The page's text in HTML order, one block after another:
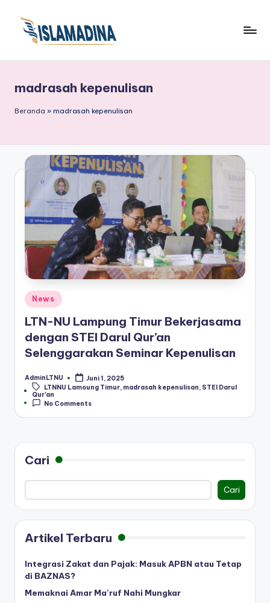
madrasah kepenulisan
Beranda » madrasah kepenulisan
Posted
in
News
LTN-NU Lampung Timur Bekerjasama
dengan STEI Darul Qur’an
Selenggarakan Seminar Kepenulisan
Posted
by
AdminLTNU
Juni 1, 2025
Tags:LTNNU Lamoung Timur, madrasah kepenulisan, STEI Darul
Qur'an
No Comments
Cari
Cari
Artikel Terbaru
Integrasi Zakat dan Pajak: Masuk APBN atau Tetap
di BAZNAS?
Memaknai Amar Ma’ruf Nahi Mungkar